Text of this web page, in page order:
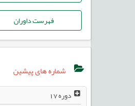
فهرست داوران
شماره های پیشین
دوره